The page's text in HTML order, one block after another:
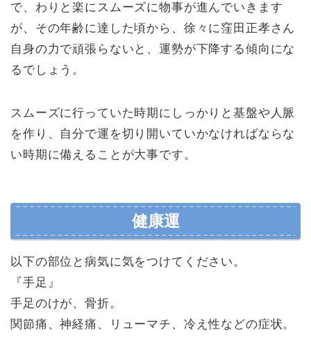
で、わりと楽にスムーズに物事が進んでいきます
が、その年齢に達した頃から、徐々に窪田正孝さん
自身の力で頑張らないと、運勢が下降する傾向にな
るでしょう。
スムーズに行っていた時期にしっかりと基盤や人脈
を作り、自分で運を切り開いていかなければならな
い時期に備えることが大事です。
健康運
以下の部位と病気に気をつけてください。
『手足』
手足のけが、骨折。
関節痛、神経痛、リューマチ、冷え性などの症状。